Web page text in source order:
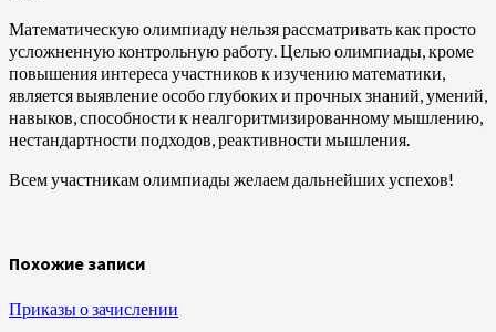
Математическую олимпиаду нельзя рассматривать как просто
усложненную контрольную работу. Целью олимпиады, кроме
повышения интереса участников к изучению математики,
является выявление особо глубоких и прочных знаний, умений,
навыков, способности к неалгоритмизированному мышлению,
нестандартности подходов, реактивности мышления.
Всем участникам олимпиады желаем дальнейших успехов!
Похожие записи
Приказы о зачислении